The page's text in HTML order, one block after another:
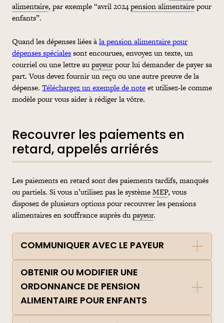
alimentaire, par exemple “avril 2024pension alimentairepour
enfants”.
Quand les dépenses liées àla pension alimentaire pour
dépenses spécialessont encourues, envoyez un texte, un
courriel ou une lettre aupayeurpour lui demander de payer sa
part. Vous devez fournir un reçu ou une autre preuve de la
dépense. Téléchargez un exemple de noteet utilisez-le comme
modèle pour vous aider à rédiger la vôtre.
Recouvrer les paiements en
retard, appelés arriérés
Les paiements en retard sont des paiements tardifs, manqués
ou partiels. Si vous n’utilisez pas le systèmeMEP, vous
disposez de plusieurs options pour recouvrer les pensions
alimentaires en souffrance auprès dupayeur.
COMMUNIQUER AVEC LE PAYEUR
OBTENIR OU MODIFIER UNE
ORDONNANCE DE PENSION
ALIMENTAIRE POUR ENFANTS